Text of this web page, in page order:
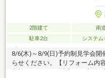
2階建て 南
駐車2台
システム
8/6(木)～8/9(日)予約制見学会開
らせください。【リフォーム内
点検※キッチンや浴室など水回